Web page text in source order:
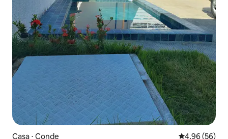
Casa ⋅ Conde 4,96 de uma
4,96 (56)